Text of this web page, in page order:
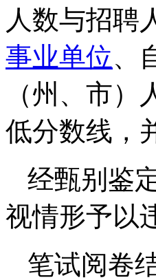
人数与招聘
事业单位、
（州、市
低分数线，
经甄别鉴
视情形予以
笔试阅卷